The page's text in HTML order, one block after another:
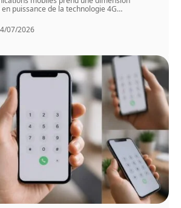
puissance de la technologie 4G…
07/2026